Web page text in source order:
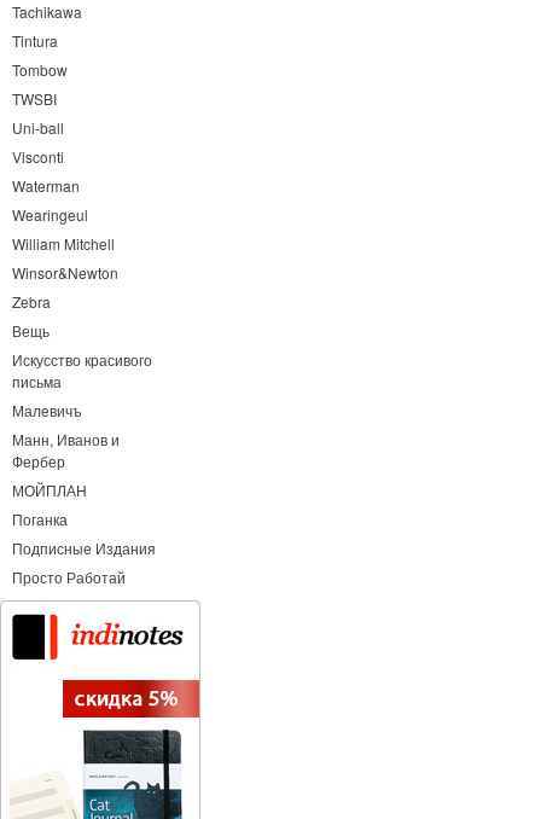
Tachikawa
Tintura
Tombow
TWSBI
Uni-ball
Visconti
Waterman
Wearingeul
William Mitchell
Winsor&Newton
Zebra
Вещь
Искусство красивого
письма
Малевичъ
Манн, Иванов и
Фербер
МОЙПЛАН
Поганка
Подписные Издания
Просто Работай